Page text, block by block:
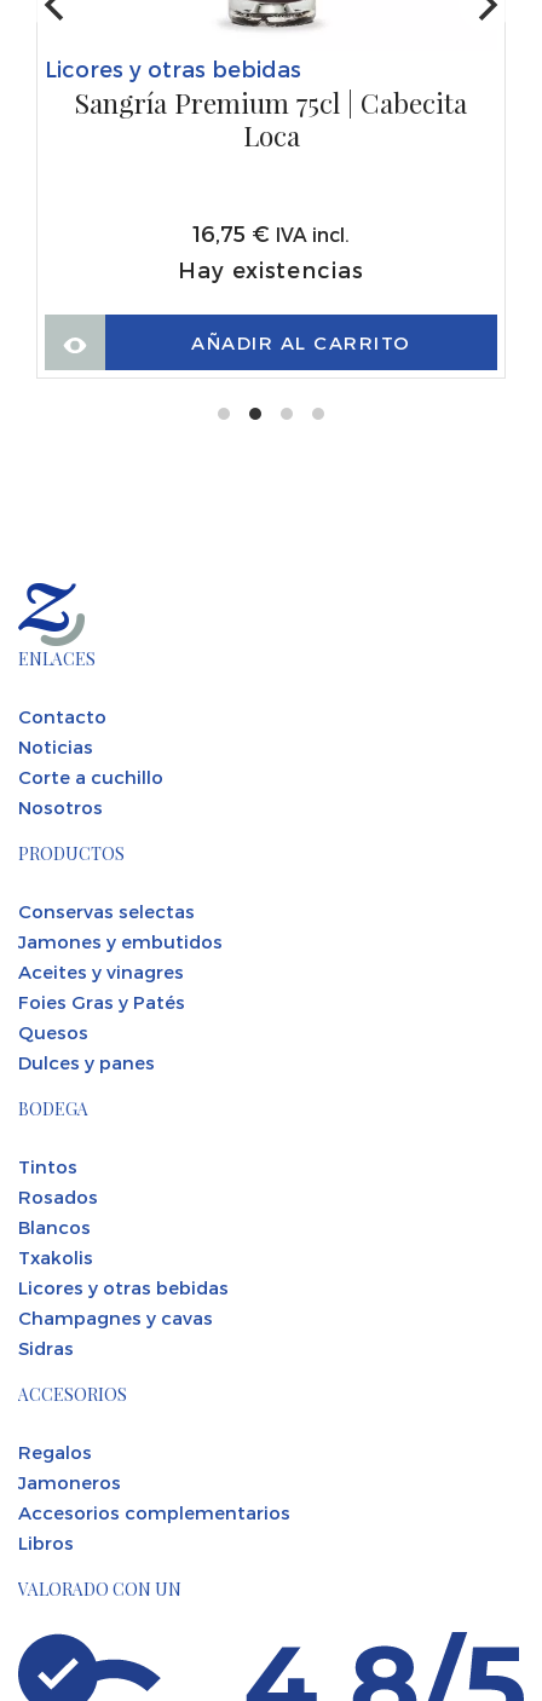
Licores y otras bebidas
Sangría Premium 75cl | Cabecita
Loca
16,75 € IVA incl.
Hay existencias
AÑADIR AL CARRITO
ENLACES
Contacto
Noticias
Corte a cuchillo
Nosotros
PRODUCTOS
Conservas selectas
Jamones y embutidos
Aceites y vinagres
Foies Gras y Patés
Quesos
Dulces y panes
BODEGA
Tintos
Rosados
Blancos
Txakolis
Licores y otras bebidas
Champagnes y cavas
Sidras
ACCESORIOS
Regalos
Jamoneros
Accesorios complementarios
Libros
VALORADO CON UN